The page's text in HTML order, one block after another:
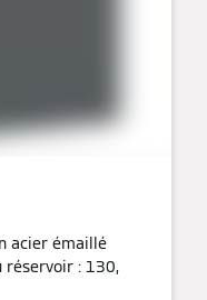
acier émaillé
réservoir : 130,